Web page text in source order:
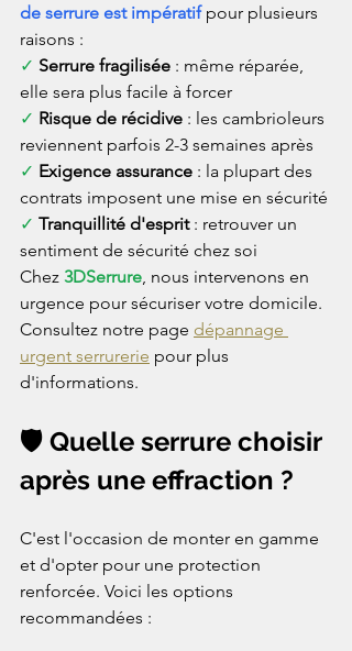
de serrure est impératif pour plusieurs
raisons :
✓ Serrure fragilisée : même réparée,
elle sera plus facile à forcer
✓ Risque de récidive : les cambrioleurs
reviennent parfois 2-3 semaines après
✓ Exigence assurance : la plupart des
contrats imposent une mise en sécurité
✓ Tranquillité d'esprit : retrouver un
sentiment de sécurité chez soi
Chez 3DSerrure , nous intervenons en
urgence pour sécuriser votre domicile.
Consultez notre page dépannage
urgent serrurerie pour plus
d'informations.
🛡️ Quelle serrure choisir
après une effraction ?
C'est l'occasion de monter en gamme
et d'opter pour une protection
renforcée. Voici les options
recommandées :